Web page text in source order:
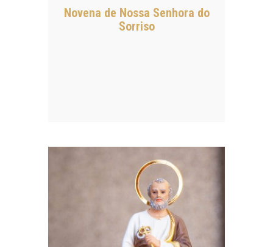
Novena de Nossa Senhora do
Sorriso